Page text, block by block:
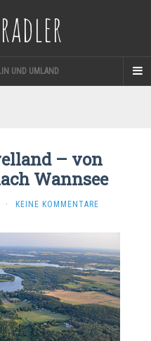
UND UMLAND
– von
Wannsee
· KEINE KOMMENTARE